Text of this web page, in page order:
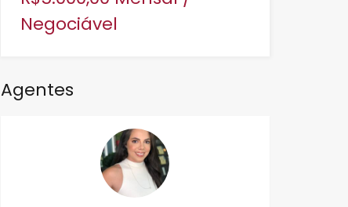
Negociável
Agentes